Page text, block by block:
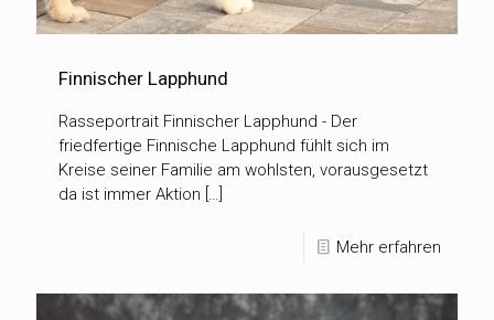
Finnischer Lapphund
Rasseportrait Finnischer Lapphund - Der
friedfertige Finnische Lapphund fühlt sich im
Kreise seiner Familie am wohlsten, vorausgesetzt
da ist immer Aktion […]
Mehr erfahren